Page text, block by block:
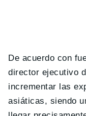
De acuerdo con
director ejecutivo
incrementar las
asiáticas, siendo